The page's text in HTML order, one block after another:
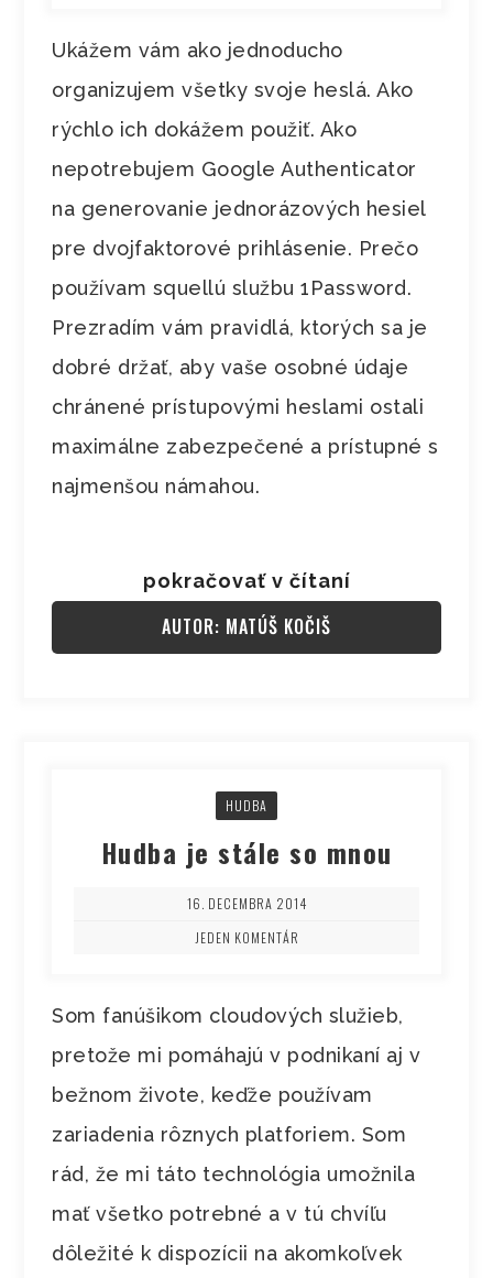
Ukážem vám ako jednoducho
organizujem všetky svoje heslá. Ako
rýchlo ich dokážem použiť. Ako
nepotrebujem Google Authenticator
na generovanie jednorázových hesiel
pre dvojfaktorové prihlásenie. Prečo
používam squellú službu 1Password.
Prezradím vám pravidlá, ktorých sa je
dobré držať, aby vaše osobné údaje
chránené prístupovými heslami ostali
maximálne zabezpečené a prístupné s
najmenšou námahou.
pokračovať v čítaní
AUTOR: MATÚŠ KOČIŠ
HUDBA
Hudba je stále so mnou
16. DECEMBRA 2014
JEDEN KOMENTÁR
Som fanúšikom cloudových služieb,
pretože mi pomáhajú v podnikaní aj v
bežnom živote, keďže používam
zariadenia rôznych platforiem. Som
rád, že mi táto technológia umožnila
mať všetko potrebné a v tú chvíľu
dôležité k dispozícii na akomkoľvek